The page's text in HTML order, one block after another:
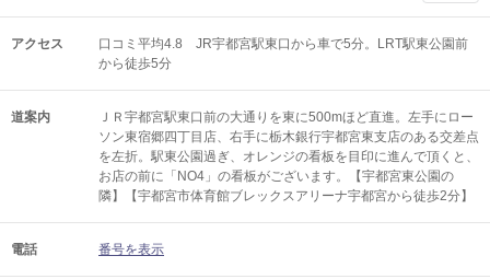
アクセス
口コミ平均4.8 JR宇都宮駅東口から車で5分。LRT駅東公園前
から徒歩5分
道案内
ＪＲ宇都宮駅東口前の大通りを東に500mほど直進。左手にロー
ソン東宿郷四丁目店、右手に栃木銀行宇都宮東支店のある交差点
を左折。駅東公園過ぎ、オレンジの看板を目印に進んで頂くと、
お店の前に「NO4」の看板がございます。【宇都宮東公園の
隣】【宇都宮市体育館ブレックスアリーナ宇都宮から徒歩2分】
電話 番号を表示